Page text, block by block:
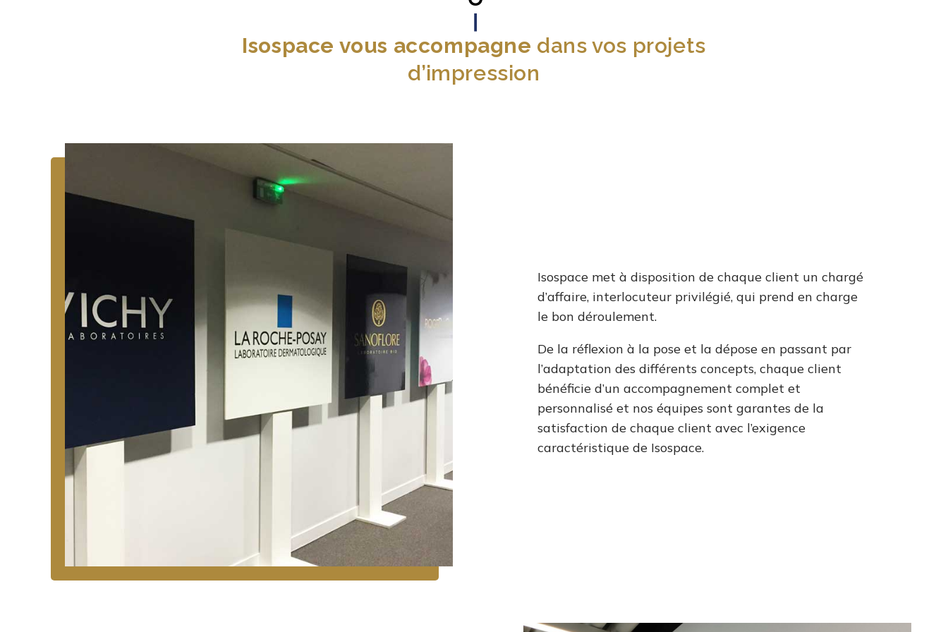
Isospace vous accompagne dans vos projets
d’impression
Isospace met à disposition de chaque client un chargé
d’affaire, interlocuteur privilégié, qui prend en charge
le bon déroulement.
De la réflexion à la pose et la dépose en passant par
l’adaptation des différents concepts, chaque client
bénéficie d’un accompagnement complet et
personnalisé et nos équipes sont garantes de la
satisfaction de chaque client avec l’exigence
caractéristique de Isospace.